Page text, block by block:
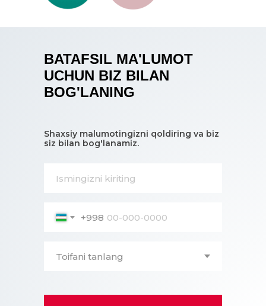
BATAFSIL MA'LUMOT
UCHUN BIZ BILAN
BOG'LANING
Shaxsiy malumotingizni qoldiring va biz
siz bilan bog'lanamiz.
+998